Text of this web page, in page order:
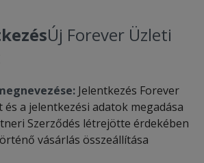
Új Forever Üzleti
Jelentkezés Forever
a jelentkezési adatok megadása
Szerződés létrejötte érdekében
vásárlás összeállítása